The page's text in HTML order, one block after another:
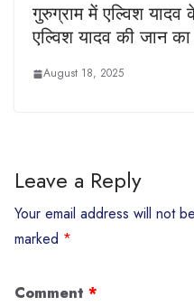
गुरुग्राम में एल्विश
एल्विश यादव की जान
August 18, 2025
Leave a Reply
Your email address will not
marked *
Comment *